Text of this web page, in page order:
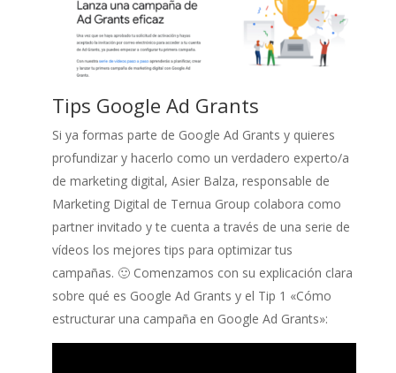
Tips Google Ad Grants
Si ya formas parte de Google Ad Grants y quieres
profundizar y hacerlo como un verdadero experto/a
de marketing digital, Asier Balza, responsable de
Marketing Digital de Ternua Group colabora como
partner invitado y te cuenta a través de una serie de
vídeos los mejores tips para optimizar tus
campañas. 🙂 Comenzamos con su explicación clara
sobre qué es Google Ad Grants y el Tip 1 «Cómo
estructurar una campaña en Google Ad Grants»: